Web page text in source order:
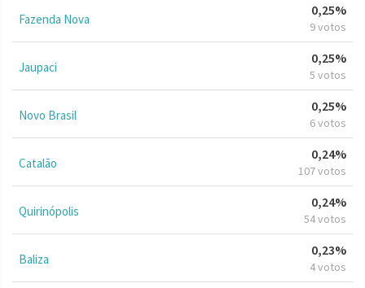
Fazenda Nova
0,25%
9 votos
Jaupaci
0,25%
5 votos
Novo Brasil
0,25%
6 votos
Catalão
0,24%
107 votos
Quirinópolis
0,24%
54 votos
Baliza
0,23%
4 votos